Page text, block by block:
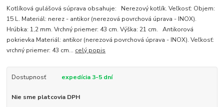
Kotlíková gulášová súprava obsahuje: Nerezový kotlík. Veľkosť: Objem:
15 L. Materiál: nerez - antikor (nerezová povrchová úprava - INOX).
Hrúbka: 1,2 mm. Vrchný priemer: 43 cm. Výška: 21 cm. Antikorová
pokrievka Materiál: antikor (nerezová povrchová úprava - INOX). Veľkosť:
vrchný priemer: 43 cm... celý popis
Dostupnosť expedícia 3-5 dní
Nie sme platcovia DPH